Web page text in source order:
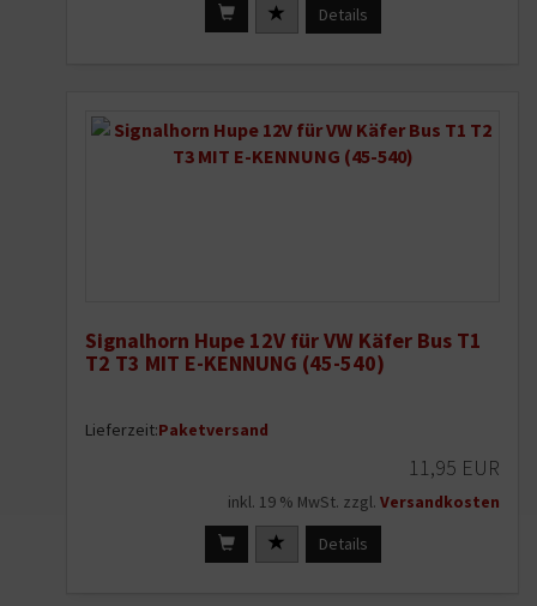
Details
Signalhorn Hupe 12V für VW Käfer Bus T1
T2 T3 MIT E-KENNUNG (45-540)
Lieferzeit:Paketversand
11,95 EUR
inkl. 19 % MwSt. zzgl. Versandkosten
Details